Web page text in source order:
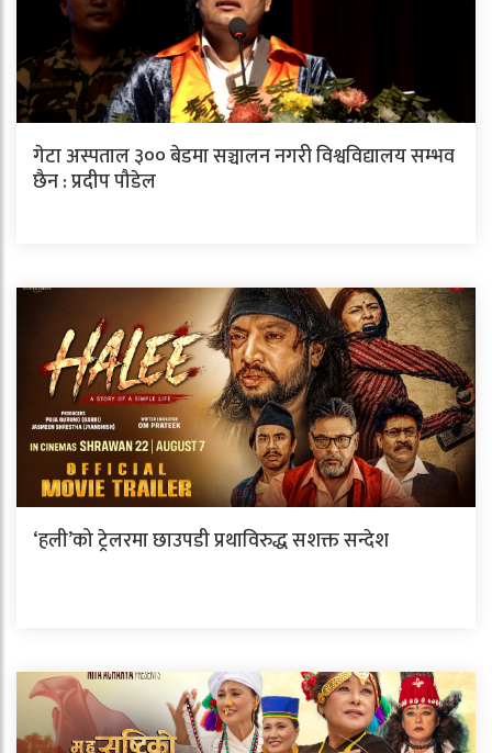
गेटा अस्पताल ३०० बेडमा सञ्चालन नगरी विश्वविद्यालय सम्भव
छैन : प्रदीप पौडेल
‘हली’को ट्रेलरमा छाउपडी प्रथाविरुद्ध सशक्त सन्देश